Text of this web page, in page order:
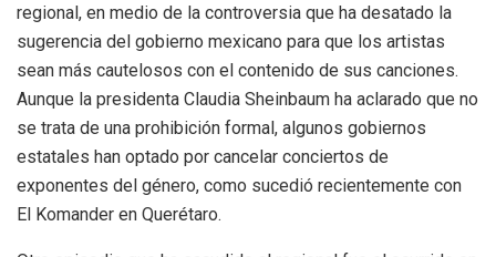
regional, en medio de la controversia que ha desatado la
sugerencia del gobierno mexicano para que los artistas
sean más cautelosos con el contenido de sus canciones.
Aunque la presidenta Claudia Sheinbaum ha aclarado que no
se trata de una prohibición formal, algunos gobiernos
estatales han optado por cancelar conciertos de
exponentes del género, como sucedió recientemente con
El Komander en Querétaro.